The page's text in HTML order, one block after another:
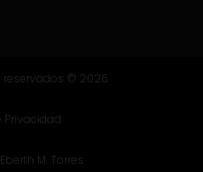
reservados © 2026
Privacidad
Eberth M. Torres